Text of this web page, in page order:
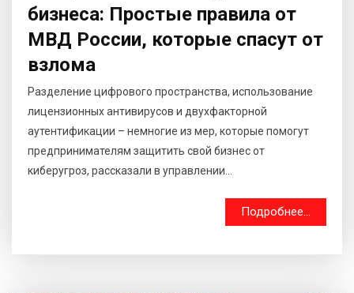
бизнеса: Простые правила от
МВД России, которые спасут от
взлома
Разделение цифрового пространства, использование
лицензионных антивирусов и двухфакторной
аутентификации – немногие из мер, которые помогут
предпринимателям защитить свой бизнес от
киберугроз, рассказали в управлении...
Подробнее...